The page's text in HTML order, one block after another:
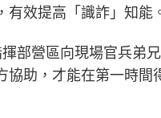
效提高「識詐」知能
部營區向現場官兵弟
助，才能在第一時間